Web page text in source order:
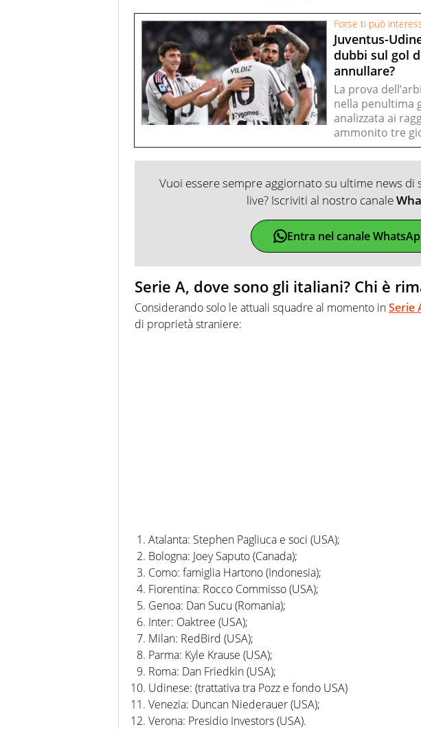
Forse ti può
Juventus-
dubbi sul gol
annullare?
La prova
nella penultima
analizzata ai
ammonito tre
Vuoi essere sempre aggiornato su ultime news
live? Iscriviti al nostro canale
Entra nel canale
Serie A, dove sono gli italiani? Chi è
Considerando solo le attuali squadre al momento inSerie
di proprietà straniere:
Atalanta: Stephen Pagliuca e soci (USA);
Bologna: Joey Saputo (Canada);
Como: famiglia Hartono (Indonesia);
Fiorentina: Rocco Commisso (USA);
Genoa: Dan Sucu (Romania);
Inter: Oaktree (USA);
Milan: RedBird (USA);
Parma: Kyle Krause (USA);
Roma: Dan Friedkin (USA);
Udinese: (trattativa tra Pozz e fondo USA)
Venezia: Duncan Niederauer (USA);
Verona: Presidio Investors (USA).